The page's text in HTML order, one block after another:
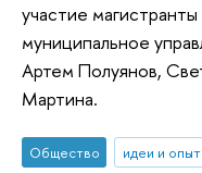
участие
муниципальное
Артем Полуянов,
Мартина.
Общество идеи и опыт